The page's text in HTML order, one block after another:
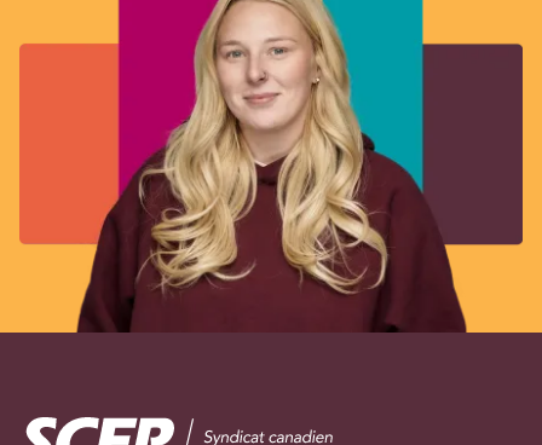
Image